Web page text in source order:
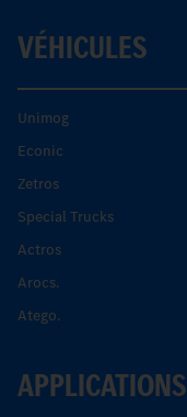
VÉHICULES
Unimog
Econic
Zetros
Special Trucks
Actros
Arocs.
Atego.
APPLICATIONS